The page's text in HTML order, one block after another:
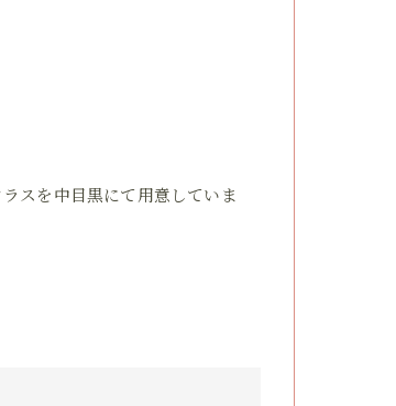
スを中目黒にて用意していま